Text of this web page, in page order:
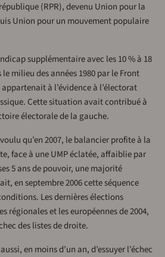
(RPR), devenu Union pour la
Union pour un mouvement populaire
supplémentaire avec les 10 % à 18
milieu des années 1980 par le Front
à l’évidence à l’électorat
Cette situation avait contribué à
électorale de la gauche.
qu’en 2007, le balancier profite à la
face à une UMP éclatée, affaiblie par
5 ans de pouvoir, une majorité
en septembre 2006 cette séquence
Les dernières élections
régionales et les européennes de 2004,
des listes de droite.
en moins d’un an, d’essuyer l’échec